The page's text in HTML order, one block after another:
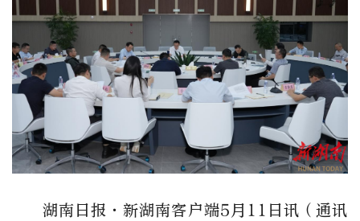
湖南日报 ·新湖南客户端5月11日讯（通讯